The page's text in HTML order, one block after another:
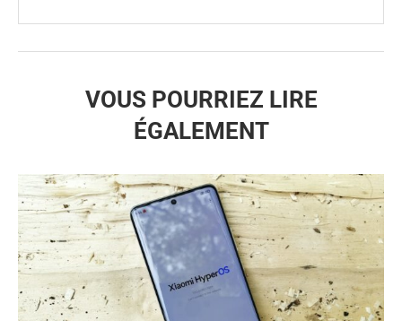
VOUS POURRIEZ LIRE
ÉGALEMENT